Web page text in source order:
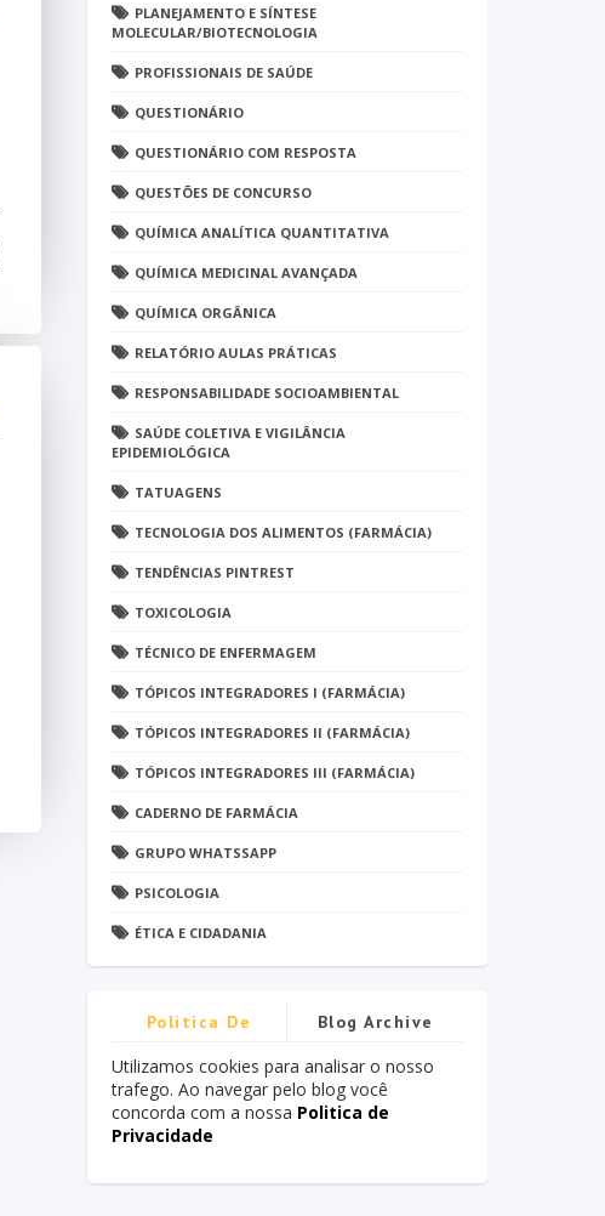
PLANEJAMENTO E SÍNTESE
MOLECULAR/BIOTECNOLOGIA
PROFISSIONAIS DE SAÚDE
QUESTIONÁRIO
QUESTIONÁRIO COM RESPOSTA
QUESTÕES DE CONCURSO
QUÍMICA ANALÍTICA QUANTITATIVA
QUÍMICA MEDICINAL AVANÇADA
QUÍMICA ORGÂNICA
RELATÓRIO AULAS PRÁTICAS
RESPONSABILIDADE SOCIOAMBIENTAL
SAÚDE COLETIVA E VIGILÂNCIA
EPIDEMIOLÓGICA
TATUAGENS
TECNOLOGIA DOS ALIMENTOS (FARMÁCIA)
TENDÊNCIAS PINTREST
TOXICOLOGIA
TÉCNICO DE ENFERMAGEM
TÓPICOS INTEGRADORES I (FARMÁCIA)
TÓPICOS INTEGRADORES II (FARMÁCIA)
TÓPICOS INTEGRADORES III (FARMÁCIA)
CADERNO DE FARMÁCIA
GRUPO WHATSSAPP
PSICOLOGIA
ÉTICA E CIDADANIA
Politica De
Privacidade
Blog Archive
Utilizamos cookies para analisar o nosso
trafego. Ao navegar pelo blog você
concorda com a nossa Politica de
Privacidade